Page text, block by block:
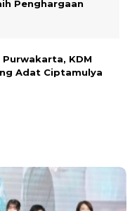
Penghargaan
KDM
Adat Ciptamulya